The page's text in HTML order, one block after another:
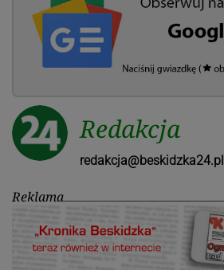
Redakcja
redakcja@beskidzka24.pl
Reklama